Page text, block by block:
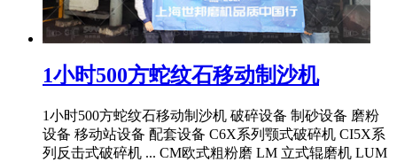
1小时500方蛇纹石移动制沙机
1小时500方蛇纹石移动制沙机 破碎设备 制砂设备 磨粉
设备 移动站设备 配套设备 C6X系列颚式破碎机 CI5X系
列反击式破碎机 ... CM欧式粗粉磨 LM 立式辊磨机 LUM